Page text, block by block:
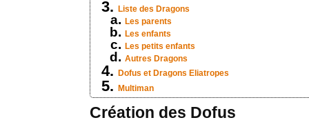
Liste des Dragons
Les parents
Les enfants
Les petits enfants
Autres Dragons
Dofus et Dragons Eliatropes
Multiman
Création des Dofus